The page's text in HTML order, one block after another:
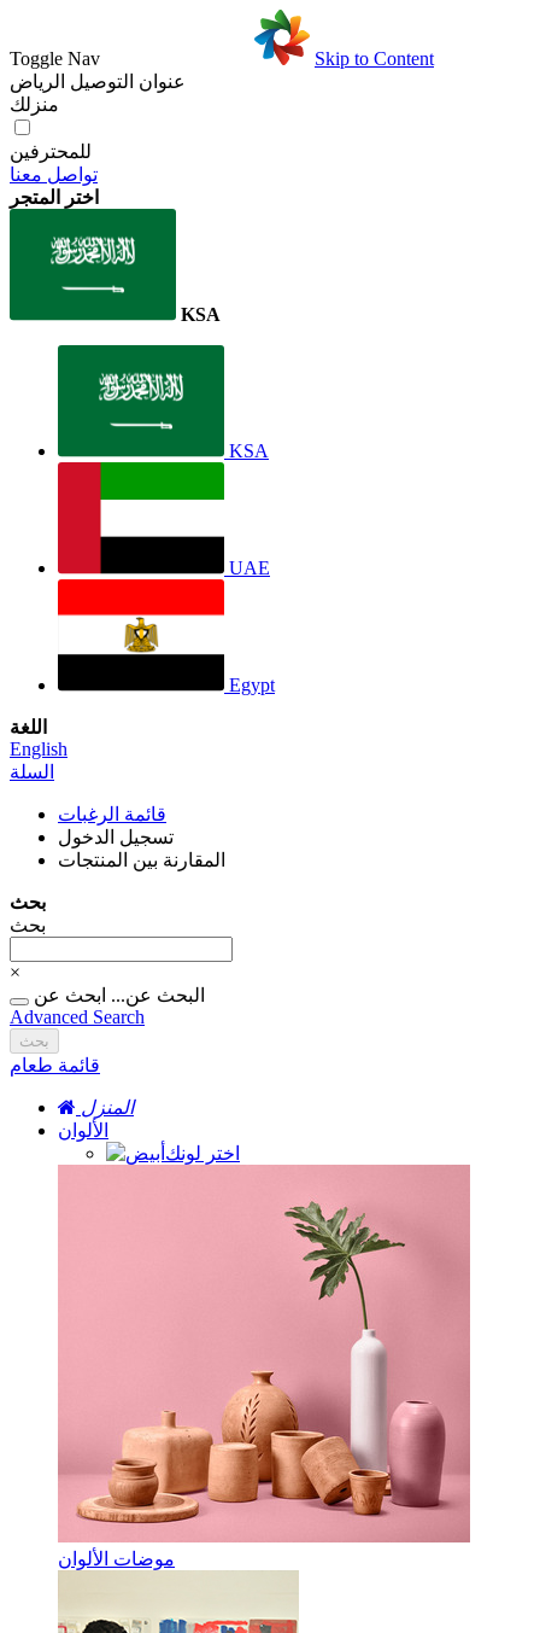
Toggle Nav
Skip to Content
عنوان التوصيل الرياض
منزلك
للمحترفين
تواصل معنا
اختر المتجر
KSA
KSA
UAE
Egypt
اللغة
English
السلة
قائمة الرغبات
تسجيل الدخول
المقارنة بين المنتجات
بحث
بحث
×
البحث عن... ابحث عن
Advanced Search
بحث
قائمة طعام
المنزل
الألوان
اختر لونك
موضات الألوان